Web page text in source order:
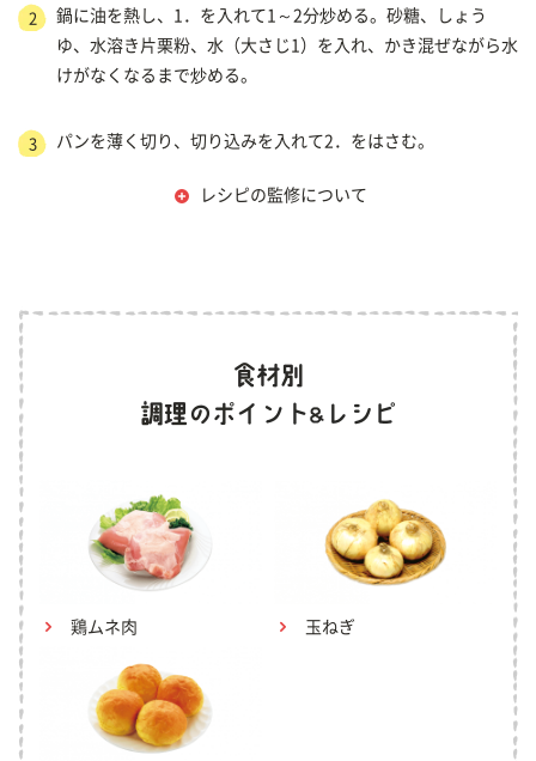
2
鍋に油を熱し、1．を入れて1～2分炒める。砂糖、しょう
ゆ、水溶き片栗粉、水（大さじ1）を入れ、かき混ぜながら水
けがなくなるまで炒める。
3 パンを薄く切り、切り込みを入れて2．をはさむ。
レシピの監修について
鶏ムネ肉 玉ねぎ